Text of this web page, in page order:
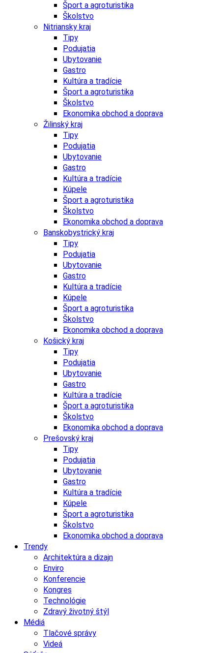
Šport a agroturistika
Školstvo
Nitriansky kraj
Tipy
Podujatia
Ubytovanie
Gastro
Kultúra a tradície
Šport a agroturistika
Školstvo
Ekonomika obchod a doprava
Žilinský kraj
Tipy
Podujatia
Ubytovanie
Gastro
Kultúra a tradície
Kúpele
Šport a agroturistika
Školstvo
Ekonomika obchod a doprava
Banskobystrický kraj
Tipy
Podujatia
Ubytovanie
Gastro
Kultúra a tradície
Kúpele
Šport a agroturistika
Školstvo
Ekonomika obchod a doprava
Košický kraj
Tipy
Podujatia
Ubytovanie
Gastro
Kultúra a tradície
Šport a agroturistika
Školstvo
Ekonomika obchod a doprava
Prešovský kraj
Tipy
Podujatia
Ubytovanie
Gastro
Kultúra a tradície
Kúpele
Šport a agroturistika
Školstvo
Ekonomika obchod a doprava
Trendy
Architektúra a dizajn
Enviro
Konferencie
Kongres
Technológie
Zdravý životný štýl
Médiá
Tlačové správy
Videá